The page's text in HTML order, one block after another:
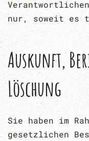
nur, soweit es
Auskunft,
Löschung
Sie haben im
gesetzlichen